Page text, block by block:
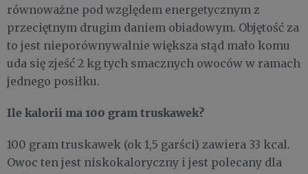
równoważne pod względem energetycznym z
przeciętnym drugim daniem obiadowym. Objętość za
to jest nieporównywalnie większa stąd mało komu
uda się zjeść 2 kg tych smacznych owoców w ramach
jednego posiłku.
Ile kalorii ma 100 gram truskawek?
100 gram truskawek (ok 1,5 garści) zawiera 33 kcal.
Owoc ten jest niskokaloryczny i jest polecany dla